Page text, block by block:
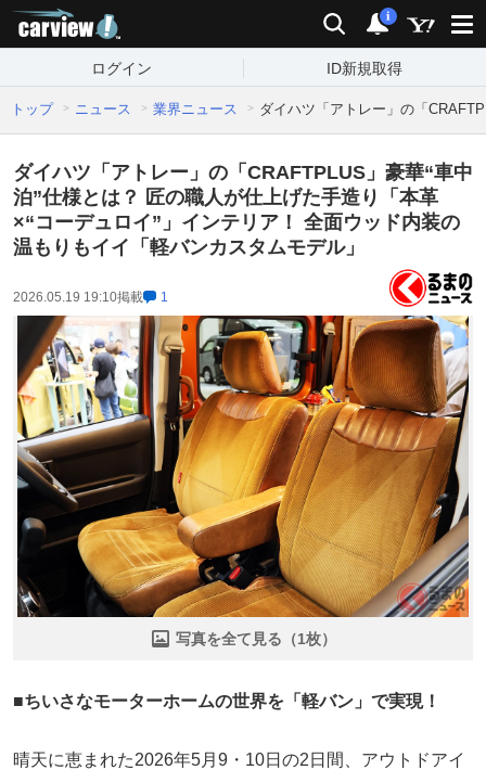
検索 通知
i
ログイン ID新規取得
トップ ニュース 業界ニュース ダイハツ「アトレー」の「
ダイハツ「アトレー」の「CRAFTPLUS」豪華“車中
泊”仕様とは？ 匠の職人が仕上げた手造り「本革
×“コーデュロイ”」インテリア！ 全面ウッド内装の
温もりもイイ「軽バンカスタムモデル」
2026.05.19 19:10掲載 1
写真を全て見る（1枚）
■ちいさなモーターホームの世界を「軽バン」で実現！
晴天に恵まれた2026年5月9・10日の2日間、アウトドアイ